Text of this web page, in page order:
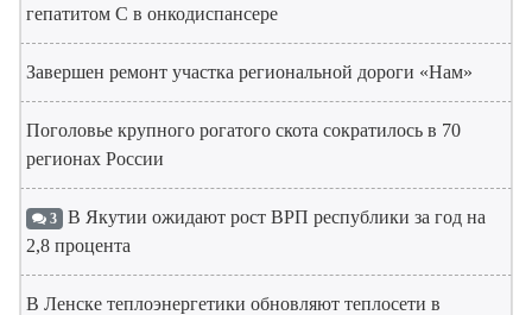
гепатитом С в онкодиспансере
Завершен ремонт участка региональной дороги «Нам»
Поголовье крупного рогатого скота сократилось в 70
регионах России
3 В Якутии ожидают рост ВРП республики за год на
2,8 процента
В Ленске теплоэнергетики обновляют теплосети в